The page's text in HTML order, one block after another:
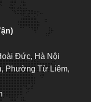
Đức, Hà Nội
Phường Từ Liêm,